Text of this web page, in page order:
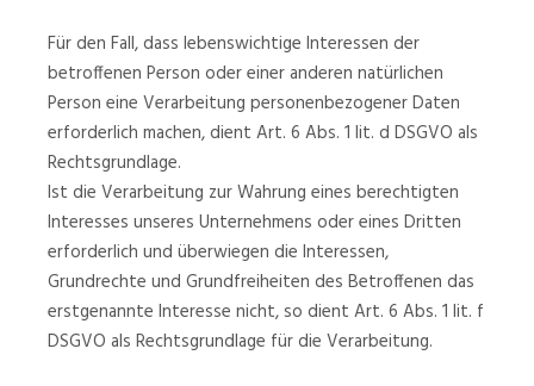
Für den Fall, dass lebenswichtige Interessen der
betroffenen Person oder einer anderen natürlichen
Person eine Verarbeitung personenbezogener Daten
erforderlich machen, dient Art. 6 Abs. 1 lit. d DSGVO als
Rechtsgrundlage.
Ist die Verarbeitung zur Wahrung eines berechtigten
Interesses unseres Unternehmens oder eines Dritten
erforderlich und überwiegen die Interessen,
Grundrechte und Grundfreiheiten des Betroffenen das
erstgenannte Interesse nicht, so dient Art. 6 Abs. 1 lit. f
DSGVO als Rechtsgrundlage für die Verarbeitung.